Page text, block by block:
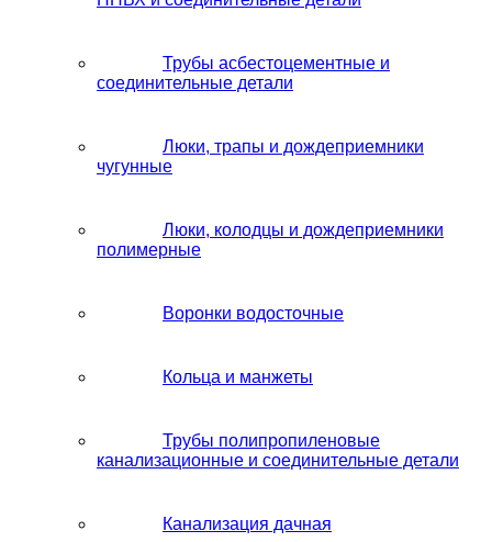
Трубы асбестоцементные и
соединительные детали
Люки, трапы и дождеприемники
чугунные
Люки, колодцы и дождеприемники
полимерные
Воронки водосточные
Кольца и манжеты
Трубы полипропиленовые
канализационные и соединительные детали
Канализация дачная